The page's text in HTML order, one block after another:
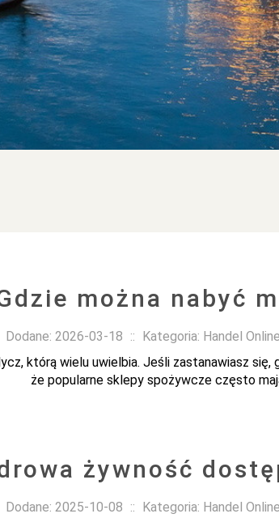
można nabyć
Dodane: 2026-03-18 :: Kategoria: Handel
którą wielu uwielbia. Jeśli zastanawiasz
że popularne sklepy spożywcze często
żywność
Dodane: 2025-10-08 :: Kategoria: Handel